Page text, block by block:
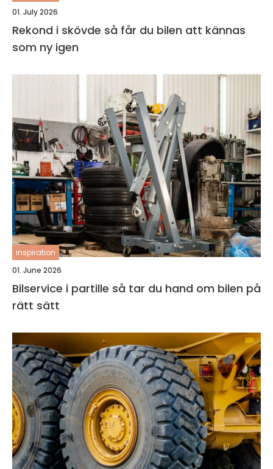
01. July 2026
Rekond i skövde så får du bilen att kännas
som ny igen
inspiration
01. June 2026
Bilservice i partille så tar du hand om bilen på
rätt sätt